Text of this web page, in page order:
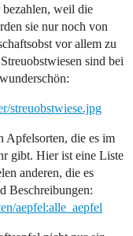
weil die
sie nur noch von
vor allem zu
sind bei
streuobstwiese.jpg
Apfelsorten, die es im
gibt. Hier ist eine Liste
anderen, die es
Beschreibungen:
aepfel:alle_aepfel